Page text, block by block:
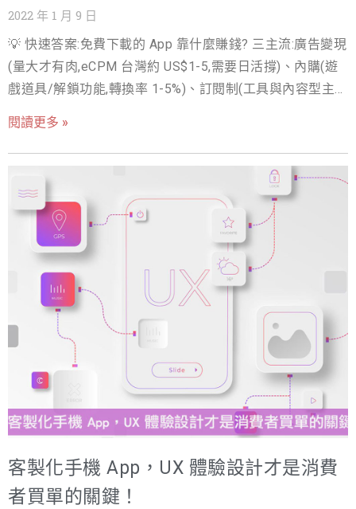
儘管這時期的變動性較大，變數較多，但這些調整將可以
讓App更符合市場期待與用戶使用。 App開發的成長期
(Growth) App經歷完發表期的檢討與修正，此時App完成正
式發表後。會開始搭配各式行銷方案，大規模曝光這項
App，告訴用戶該App可以帶來哪些好處、解決哪些問題等
更用心的累積用戶、並長期有效維護與經營。 App開發的
成熟期(Maturity) App進入成熟期時，通常已經累積了更多
且穩定使用的用戶。App邁入成熟期也是產品開始擁有更多
獲利的時候。此時要注意市場是否存在的競爭對手，彼此
之間的攻防戰可是很重要的！當心不要被輕易搶占市場。
而在目前階段，主要的重點是，圍繞在用戶進行精細化經
營，更加著重於App用戶的活躍度，期望用戶可以成為App
的長期使用者
2022 年 1 月 9 日
💡 快速答案:免費下載的 App 靠什麼賺錢? 三主流:廣告變現
(量大才有肉,eCPM 台灣約 US$1-5,需要日活撐)、內購(遊
戲道具/解鎖功能,轉換率 1-5%)、訂閱制(工具與內容型主
留不住人),付費牆設在「習慣養成後的進階需求」— 先留存,
再變現。 科技發達的情況下，大家的日常生活已經離不開
手機App，從出門採買到上課聽講，甚至是上班打卡，與
App都常有密切關係，其市場遠比想像中還要龐大許多！截
至2020年，Google Play上有380萬個應用程式，而App
Store中則有200萬個應用程式，全球應用程式收入預計將
增長到近1900億美元。據Statista稱，收入最高的應用程式
都是免費的。開發和維護一個APP其實需要耗費人力心
力，但免費的APP要怎麼維持營收呢？其實有幾個方法已
經讓使用者默默付款了。 所以到底熱門App可以賺多少錢
呢？ 在App Store排行榜中，前200名的APP應用每天可賺
約82,500美元，如果將統計範圍擴大，前800名的App每日
收入將下降到 3,500 美元左右。除此之外，根據App的類別
不同也會有不同的收入差異，其中又以遊戲類的APP最賺
低，每日平均營收僅為3,090美元，所以如何衡量App的營
收，其實需要考慮類型及產品市場等眾多要素，並沒有統
閱讀更多 »
客製化手機 App，UX 體驗設計才是消費
者買單的關鍵！